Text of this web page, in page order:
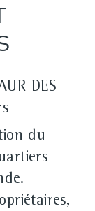
DES
du